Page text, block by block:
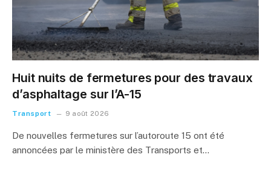
Huit nuits de fermetures pour des travaux
d’asphaltage sur l’A-15
Transport 9 août 2026
De nouvelles fermetures sur l’autoroute 15 ont été
annoncées par le ministère des Transports et…